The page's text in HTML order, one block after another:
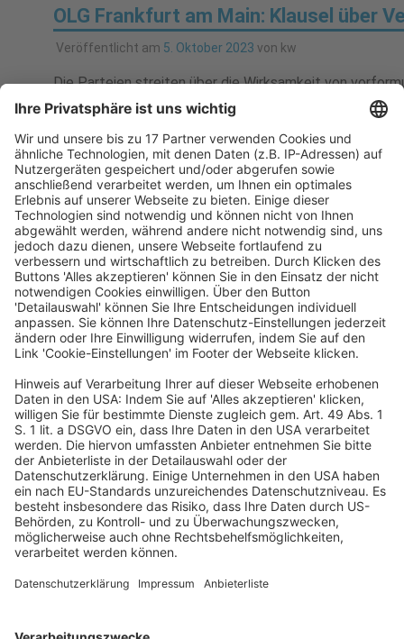
OLG Frankfurt am Main: Klausel über
Veröffentlicht am 5. Oktober 2023 von kw
Die Parteien streiten über die Wirksamkeit von
Überschreiten eines bestimmten Freibetrags zur
WEITERLESEN
Wirtschaftsrecht
EuGH: Zur Beurteilung der
Hypothekendarlehensvertrag mit
Veröffentlicht am24. Juli 2023vonkw
EuGH, Urteil vom 13.7.2023 – C-265/22 Art. 3 Abs. 1
Klauseln in Verbraucherverträgen […]
WEITERLESEN
Wirtschaftsrecht
BGH: Unwirksamkeit der Klausel zu